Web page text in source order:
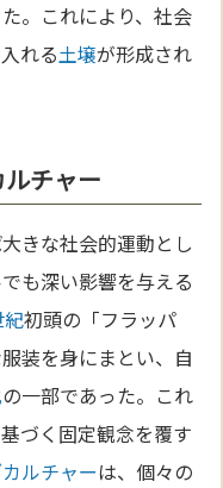
。これにより、社会
れる土壌が形成され
チャー
きな社会的運動とし
も深い影響を与える
紀初頭の「フラッパ
装を身にまとい、自
の一部であった。これ
づく固定観念を覆す
ルチャーは、個々の